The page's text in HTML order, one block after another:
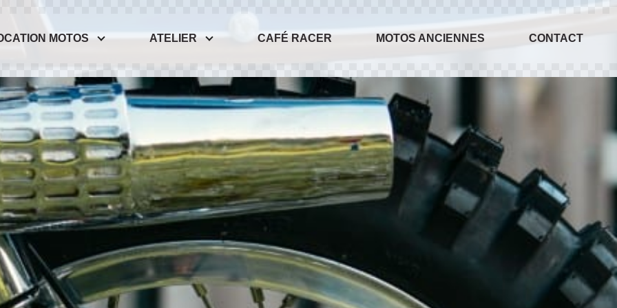
MOTOS ATELIER CAFÉ RACER MOTOS ANCIENNES CONTACT